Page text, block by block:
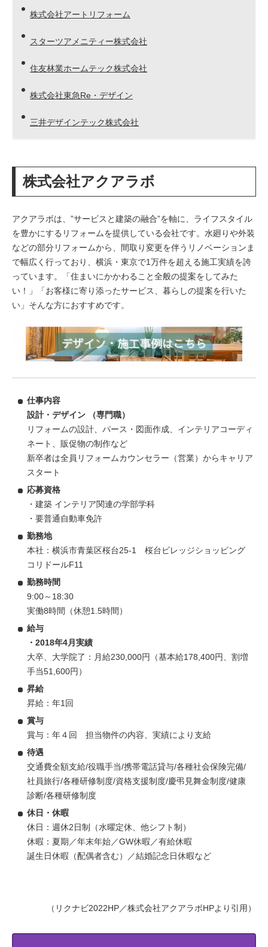
株式会社アートリフォーム
スターツアメニティー株式会社
住友林業ホームテック株式会社
株式会社東急Re・デザイン
三井デザインテック株式会社
株式会社アクアラボ
アクアラボは、”サービスと建築の融合”を軸に、ライフスタイル
を豊かにするリフォームを提供している会社です。水廻りや外装
などの部分リフォームから、間取り変更を伴うリノベーションま
で幅広く行っており、横浜・東京で1万件を超える施工実績を誇
っています。「住まいにかかわること全般の提案をしてみた
い！」「お客様に寄り添ったサービス、暮らしの提案を行いた
い」そんな方におすすめです。
仕事内容
設計・デザイン （専門職）
リフォームの設計、パース・図面作成、インテリアコーディ
ネート、販促物の制作など
新卒者は全員リフォームカウンセラー（営業）からキャリア
スタート
応募資格
・建築 インテリア関連の学部学科
・要普通自動車免許
勤務地
本社：横浜市青葉区桜台25-1 桜台ビレッジショッピング
コリドールF11
勤務時間
9:00～18:30
実働8時間（休憩1.5時間）
給与
・2018年4月実績
大卒、大学院了：月給230,000円（基本給178,400円、割増
手当51,600円）
昇給
昇給：年1回
賞与
賞与：年４回 担当物件の内容、実績により支給
待遇
交通費全額支給/役職手当/携帯電話貸与/各種社会保険完備/
社員旅行/各種研修制度/資格支援制度/慶弔見舞金制度/健康
診断/各種研修制度
休日・休暇
休日：週休2日制（水曜定休、他シフト制）
休暇：夏期／年末年始／GW休暇／有給休暇
誕生日休暇（配偶者含む）／結婚記念日休暇など
（リクナビ2022HP／株式会社アクアラボHPより引用）